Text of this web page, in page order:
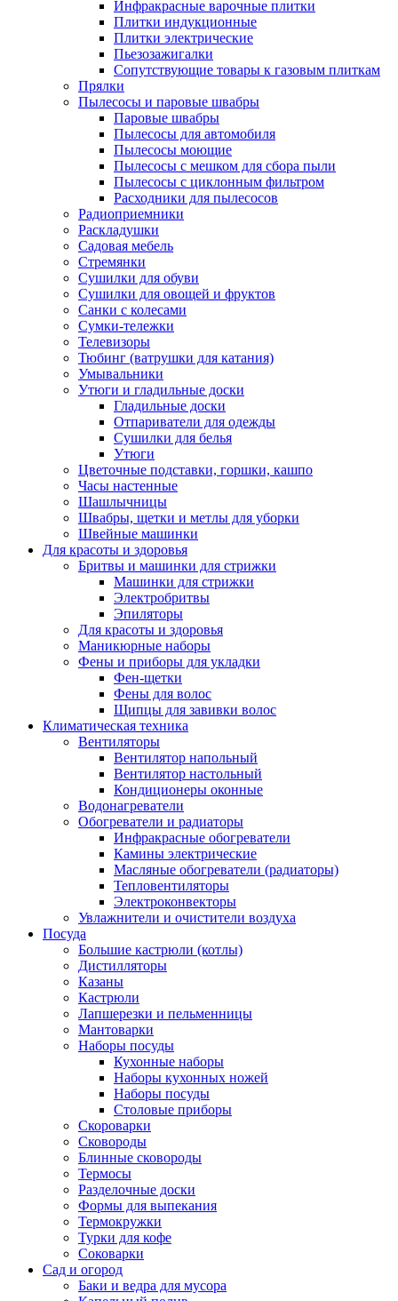
Инфракрасные варочные плитки
Плитки индукционные
Плитки электрические
Пьезозажигалки
Сопутствующие товары к газовым плиткам
Прялки
Пылесосы и паровые швабры
Паровые швабры
Пылесосы для автомобиля
Пылесосы моющие
Пылесосы с мешком для сбора пыли
Пылесосы с циклонным фильтром
Расходники для пылесосов
Радиоприемники
Раскладушки
Садовая мебель
Стремянки
Сушилки для обуви
Сушилки для овощей и фруктов
Санки с колесами
Сумки-тележки
Телевизоры
Тюбинг (ватрушки для катания)
Умывальники
Утюги и гладильные доски
Гладильные доски
Отпариватели для одежды
Сушилки для белья
Утюги
Цветочные подставки, горшки, кашпо
Часы настенные
Шашлычницы
Швабры, щетки и метлы для уборки
Швейные машинки
Для красоты и здоровья
Бритвы и машинки для стрижки
Машинки для стрижки
Электробритвы
Эпиляторы
Для красоты и здоровья
Маникюрные наборы
Фены и приборы для укладки
Фен-щетки
Фены для волос
Щипцы для завивки волос
Климатическая техника
Вентиляторы
Вентилятор напольный
Вентилятор настольный
Кондиционеры оконные
Водонагреватели
Обогреватели и радиаторы
Инфракрасные обогреватели
Камины электрические
Масляные обогреватели (радиаторы)
Тепловентиляторы
Электроконвекторы
Увлажнители и очистители воздуха
Посуда
Большие кастрюли (котлы)
Дистилляторы
Казаны
Кастрюли
Лапшерезки и пельменницы
Мантоварки
Наборы посуды
Кухонные наборы
Наборы кухонных ножей
Наборы посуды
Столовые приборы
Скороварки
Сковороды
Блинные сковороды
Термосы
Разделочные доски
Формы для выпекания
Термокружки
Турки для кофе
Соковарки
Сад и огород
Баки и ведра для мусора